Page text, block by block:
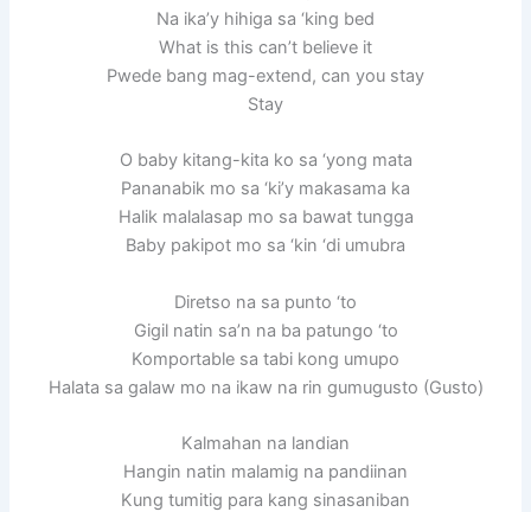
Na ika’y hihiga sa ‘king bed
What is this can’t believe it
Pwede bang mag-extend, can you stay
Stay
O baby kitang-kita ko sa ‘yong mata
Pananabik mo sa ‘ki’y makasama ka
Halik malalasap mo sa bawat tungga
Baby pakipot mo sa ‘kin ‘di umubra
Diretso na sa punto ‘to
Gigil natin sa’n na ba patungo ‘to
Komportable sa tabi kong umupo
Halata sa galaw mo na ikaw na rin gumugusto (Gusto)
Kalmahan na landian
Hangin natin malamig na pandiinan
Kung tumitig para kang sinasaniban